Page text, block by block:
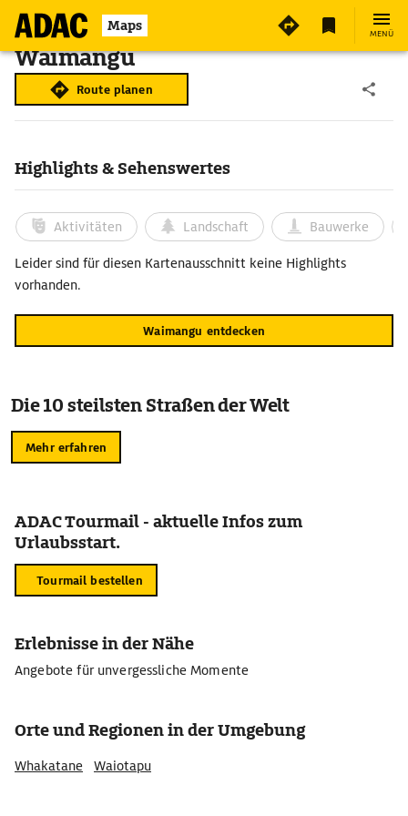
Maps MENÜ
Waimangu
Route planen
Highlights & Sehenswertes
Aktivitäten Landschaft Bauwerke
Leider sind für diesen Kartenausschnitt keine Highlights
vorhanden.
Waimangu entdecken
Die 10 steilsten Straßen der Welt
Mehr erfahren
ADAC Tourmail - aktuelle Infos zum
Urlaubsstart.
Tourmail bestellen
Erlebnisse in der Nähe
Angebote für unvergessliche Momente
Orte und Regionen in der Umgebung
Whakatane Waiotapu